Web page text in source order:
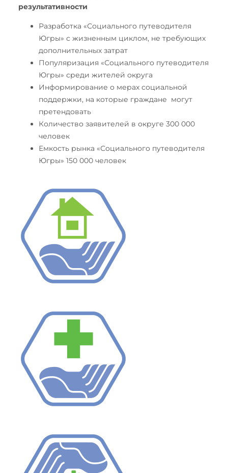
результативности
Разработка «Социального путеводителя
Югры» с жизненным циклом, не требующих
дополнительных затрат
Популяризация «Социального путеводителя
Югры» среди жителей округа
Информирование о мерах социальной
поддержки, на которые граждане могут
претендовать
Количество заявителей в округе 300 000
человек
Емкость рынка «Социального путеводителя
Югры» 150 000 человек